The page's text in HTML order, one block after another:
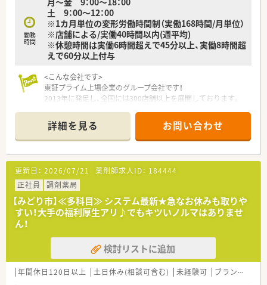
勤務
時間
土 9：00～12：00
※1カ月単位の変形労働時間制（実働168時間/月単位）
※店舗による/実働40時間以内(週平均)
※休憩時間は実働6時間超えで45分以上、実働8時間超
えで60分以上付与
<こんな会社です>
東証プライム上場企業のグループ会社です！
2013年に発足し、全国には300店舗以上を展開しております。
に信頼されるかかりつけ薬局を目指しています。
<整備されたシステム面>
薬剤師業務をバックアップするための作業の機械化、システム化
を積極的に推進しています。
たとえば、レセプト用コンピュータ、POSレジ、在庫管理システ
ムを連動させ、レセプト用コンピュータに処方内容を入力するだ
けで在庫情報がサーバーに集約できる環境を全店舗で展開。
このデータは他店からも閲覧可能なため、自店の在庫管理だけで
なく、万一自店の在庫が切れたときには近隣店舗の在庫を確認、
監査システムもピッキング・散剤共に整っている環境です！
<教育・研修制度>
フォローアップ研修・エキスパート研修・薬局長研修・管理者研修
詳細を見る お問い合わせ
更新日： 2026/07/21 薬剤師求人ID： 184444
正社員
調剤薬局
【みどり市】≪多科目≫ システム最新★急なお休みも取りや
すい！大手の福利厚生アリ♪でもキツいノルマはありませ
ん！
検討リストに追加
年間休日120日以上 土日休み(相談可含む) 未経験可 ブランク可